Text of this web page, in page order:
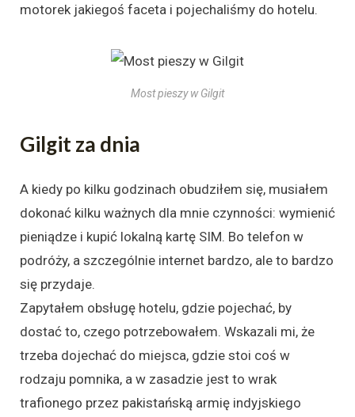
motorek jakiegoś faceta i pojechaliśmy do hotelu.
Most pieszy w Gilgit
Gilgit za dnia
A kiedy po kilku godzinach obudziłem się, musiałem
dokonać kilku ważnych dla mnie czynności: wymienić
pieniądze i kupić lokalną kartę SIM. Bo telefon w
podróży, a szczególnie internet bardzo, ale to bardzo
się przydaje.
Zapytałem obsługę hotelu, gdzie pojechać, by
dostać to, czego potrzebowałem. Wskazali mi, że
trzeba dojechać do miejsca, gdzie stoi coś w
rodzaju pomnika, a w zasadzie jest to wrak
trafionego przez pakistańską armię indyjskiego